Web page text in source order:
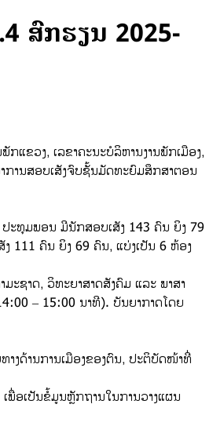
ສົກຮຽນ 2025-
ຂວງ, ເລຂາຄະນະບໍລິຫານງານພັກເມືອງ,
ການສອບເສັງຈົບຊັ້ນມັດທະຍົມສຶກສາຕອນ
ະທຸມພອນ ມີນັກສອບເສັງ 143 ຄົນ ຍິງ 79
111 ຄົນ ຍິງ 69 ຄົນ, ແບ່ງເປັນ 6 ຫ້ອງ
ະຊາດ, ວິທະຍາສາດສັງຄົມ ແລະ ພາສາ
– 15:00 ນາທີ). ບັນຍາກາດໂດຍ
ງດ້ານການເມືອງຂອງຕົນ, ປະຕິບັດໜ້າທີ່
ອເປັນຂໍ້ມູນຫຼັກຖານໃນການວາງແຜນ